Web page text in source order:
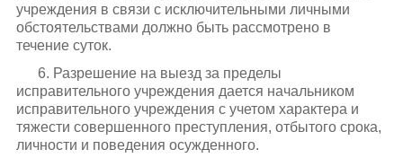
учреждения в связи с исключительными личными
обстоятельствами должно быть рассмотрено в
течение суток.
6. Разрешение на выезд за пределы
исправительного учреждения дается начальником
исправительного учреждения с учетом характера и
тяжести совершенного преступления, отбытого срока,
личности и поведения осужденного.